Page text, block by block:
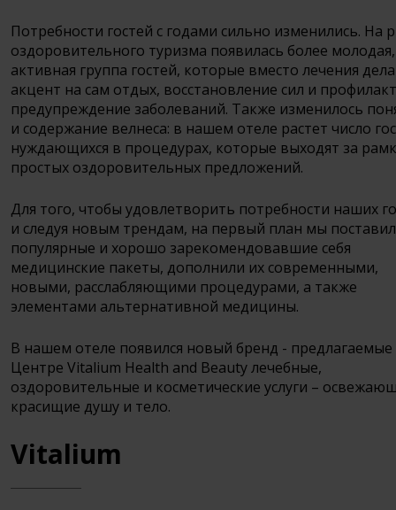
Потребности гостей с годами сильно изменились. На
оздоровительного туризма появилась более
активная группа гостей, которые вместо лечения
акцент на сам отдых, восстановление сил и
предупреждение заболеваний. Также изменилось
и содержание велнеса: в нашем отеле растет число
нуждающихся в процедурах, которые выходят за
простых оздоровительных предложений.
Для того, чтобы удовлетворить потребности наших
и следуя новым трендам, на первый план мы
популярные и хорошо зарекомендовавшие себя
медицинские пакеты, дополнили их современными,
новыми, расслабляющими процедурами, а также
элементами альтернативной медицины.
В нашем отеле появился новый бренд - предлагаемые
Центре Vitalium Health and Beauty лечебные,
оздоровительные и косметические услуги –
красищие душу и тело.
Vitalium